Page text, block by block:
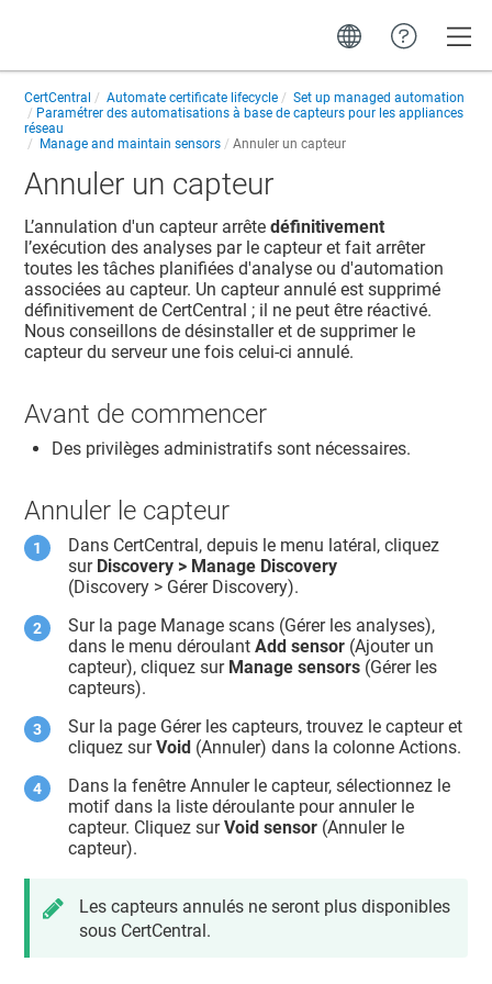
CertCentral Automate certificate lifecycle
Set up managed automation
Paramétrer des automatisations à base de capteurs pour les appliances
réseau
Manage and maintain sensors
Annuler un capteur
Annuler un capteur
L’annulation d'un capteur arrêtedéfinitivement
l’exécution des analyses par le capteur et fait arrêter
toutes les tâches planifiées d'analyse ou d'automation
associées au capteur. Un capteur annulé est supprimé
définitivement de CertCentral ; il ne peut être réactivé.
Nous conseillons de désinstaller et de supprimer le
capteur du serveur une fois celui-ci annulé.
Avant de commencer
Des privilèges administratifs sont nécessaires.
Annuler le capteur
Dans CertCentral, depuis le menu latéral, cliquez
sur Discovery > Manage Discovery
(Discovery > Gérer Discovery).
Sur la page Manage scans (Gérer les analyses),
dans le menu déroulantAdd sensor (Ajouter un
capteur), cliquez sur Manage sensors (Gérer les
capteurs).
Sur la page Gérer les capteurs, trouvez le capteur et
cliquez surVoid (Annuler) dans la colonne Actions.
Dans la fenêtre Annuler le capteur, sélectionnez le
motif dans la liste déroulante pour annuler le
capteur. Cliquez surVoid sensor (Annuler le
capteur).
Les capteurs annulés ne seront plus disponibles
sous CertCentral.